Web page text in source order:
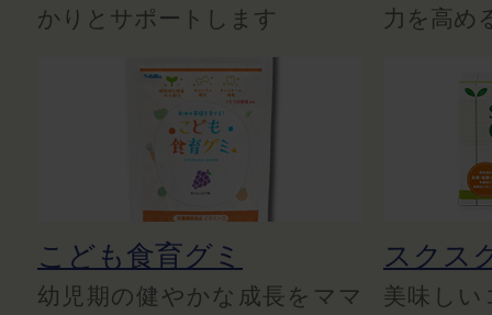
かりとサポートします
力を高め
こども食育グミ
幼児期の健やかな成長をママ
スクス
美味しい